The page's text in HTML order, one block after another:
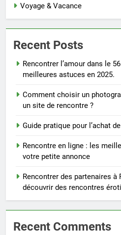
Voyage & Vacance
Recent Posts
Rencontrer l’amour dans le
meilleures astuces en 2025.
Comment choisir un
un site de rencontre ?
Guide pratique pour l’achat
Rencontre en ligne : les
votre petite annonce
Rencontrer des partenaires à
découvrir des rencontres
Recent Comments